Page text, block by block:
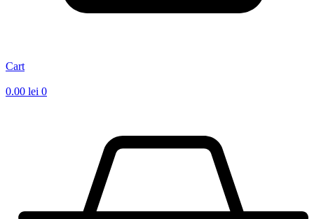
Cart
0.00 lei 0